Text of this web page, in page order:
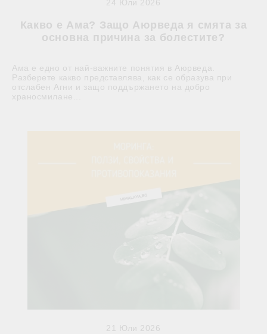
Какво е Ама? Защо Аюрведа я смята за
основна причина за болестите?
24 Юли 2026
Ама е едно от най-важните понятия в Аюрведа.
Разберете какво представлява, как се образува при
отслабен Агни и защо поддържането на добро
храносмилане...
21 Юли 2026